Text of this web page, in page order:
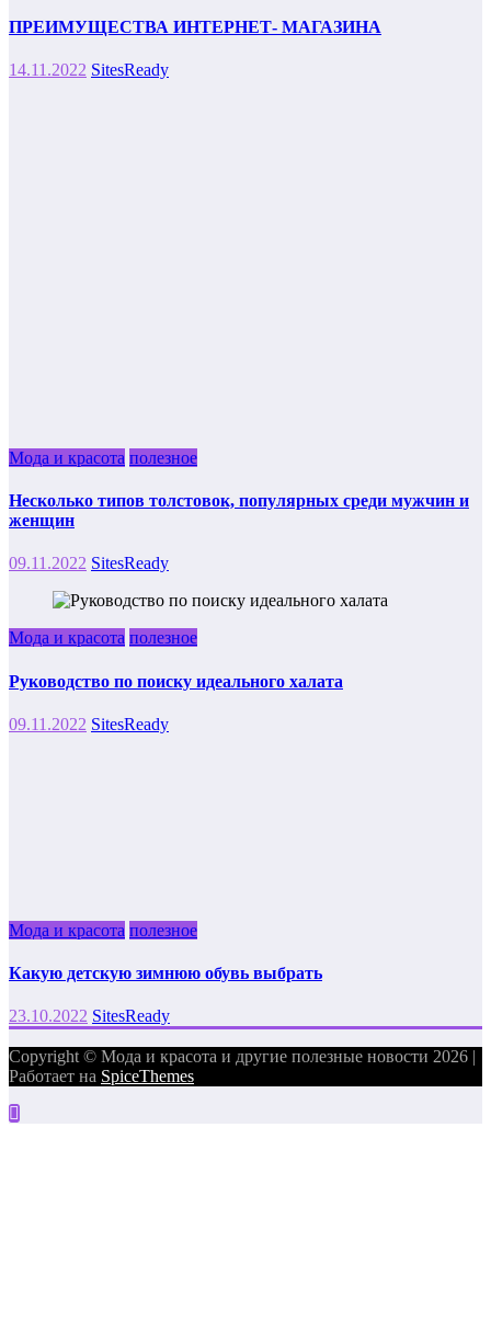
ПРЕИМУЩЕСТВА ИНТЕРНЕТ- МАГАЗИНА
14.11.2022 SitesReady
Мода и красота полезное
Несколько типов толстовок, популярных среди мужчин и
женщин
09.11.2022 SitesReady
Мода и красота полезное
Руководство по поиску идеального халата
09.11.2022 SitesReady
Мода и красота полезное
Какую детскую зимнюю обувь выбрать
23.10.2022 SitesReady
Copyright © Мода и красота и другие полезные новости 2026 |
Работает на SpiceThemes